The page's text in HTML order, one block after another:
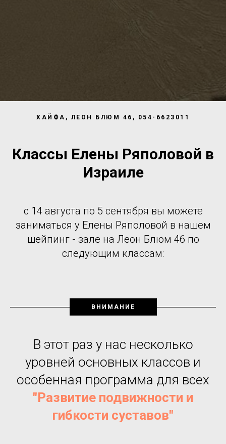
ХАЙФА, ЛЕОН БЛЮМ 46, 054-6623011
Классы Елены Ряполовой в
Израиле
с 14 августа по 5 сентября вы можете
заниматься у Елены Ряполовой в нашем
шейпинг - зале на Леон Блюм 46 по
следующим классам:
ВНИМАНИЕ
В этот раз у нас несколько
уровней основных классов и
особенная программа для всех
"Развитие подвижности и
гибкости суставов"